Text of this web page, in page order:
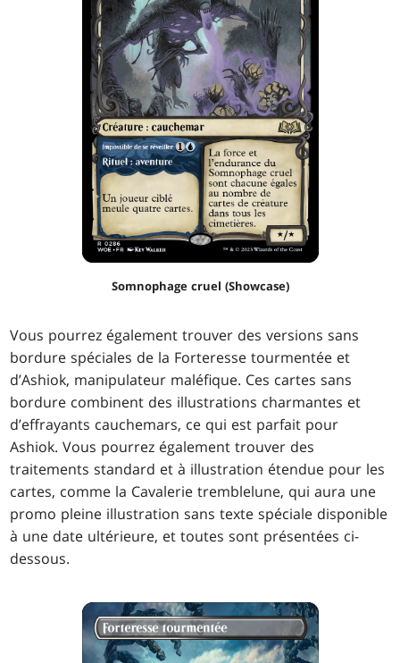
Somnophage cruel (Showcase)
Vous pourrez également trouver des versions sans
bordure spéciales de la Forteresse tourmentée et
d’Ashiok, manipulateur maléfique. Ces cartes sans
bordure combinent des illustrations charmantes et
d’effrayants cauchemars, ce qui est parfait pour
Ashiok. Vous pourrez également trouver des
traitements standard et à illustration étendue pour les
cartes, comme la Cavalerie tremblelune, qui aura une
promo pleine illustration sans texte spéciale disponible
à une date ultérieure, et toutes sont présentées ci-
dessous.